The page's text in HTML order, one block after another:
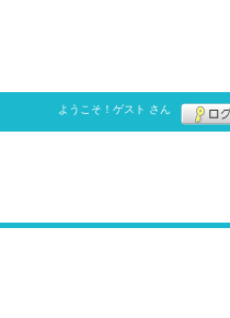
ようこそ！ ゲスト さん